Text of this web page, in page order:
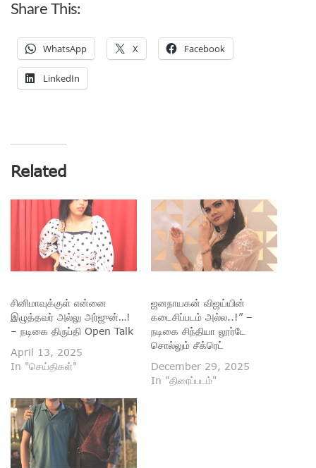
Share This:
WhatsApp X Facebook
LinkedIn
Related
சினிமாவுக்குள் என்னை
இழுத்தவர் அல்லு அர்ஜுன்…!
– நடிகை திருப்தி Open Talk
April 13, 2025
In "செய்திகள்"
ஜனநாயகன் விஜய்யின்
கடைசிப்படம் அல்ல..!” –
நடிகை சிந்தியா லூர்டே
சொல்லும் சீக்ரெட்
December 29, 2025
In "திரைப்படம்"